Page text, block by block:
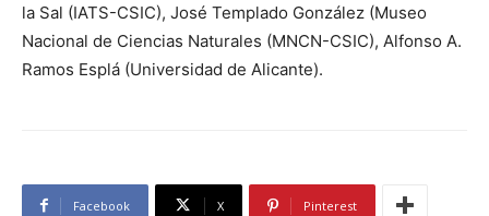
la Sal (IATS-CSIC), José Templado González (Museo
Nacional de Ciencias Naturales (MNCN-CSIC), Alfonso A.
Ramos Esplá (Universidad de Alicante).
Facebook X Pinterest